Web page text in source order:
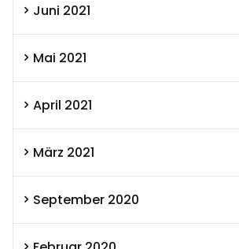
Juni 2021
Mai 2021
April 2021
März 2021
September 2020